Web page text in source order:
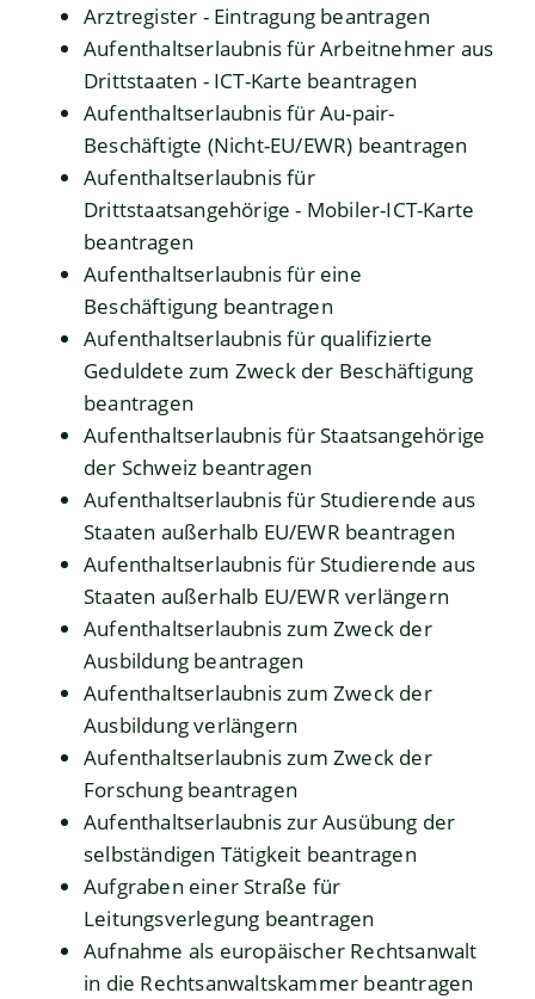
Arztregister - Eintragung beantragen
Aufenthaltserlaubnis für Arbeitnehmer aus
Drittstaaten - ICT-Karte beantragen
Aufenthaltserlaubnis für Au-pair-
Beschäftigte (Nicht-EU/EWR) beantragen
Aufenthaltserlaubnis für
Drittstaatsangehörige - Mobiler-ICT-Karte
beantragen
Aufenthaltserlaubnis für eine
Beschäftigung beantragen
Aufenthaltserlaubnis für qualifizierte
Geduldete zum Zweck der Beschäftigung
beantragen
Aufenthaltserlaubnis für Staatsangehörige
der Schweiz beantragen
Aufenthaltserlaubnis für Studierende aus
Staaten außerhalb EU/EWR beantragen
Aufenthaltserlaubnis für Studierende aus
Staaten außerhalb EU/EWR verlängern
Aufenthaltserlaubnis zum Zweck der
Ausbildung beantragen
Aufenthaltserlaubnis zum Zweck der
Ausbildung verlängern
Aufenthaltserlaubnis zum Zweck der
Forschung beantragen
Aufenthaltserlaubnis zur Ausübung der
selbständigen Tätigkeit beantragen
Aufgraben einer Straße für
Leitungsverlegung beantragen
Aufnahme als europäischer Rechtsanwalt
in die Rechtsanwaltskammer beantragen